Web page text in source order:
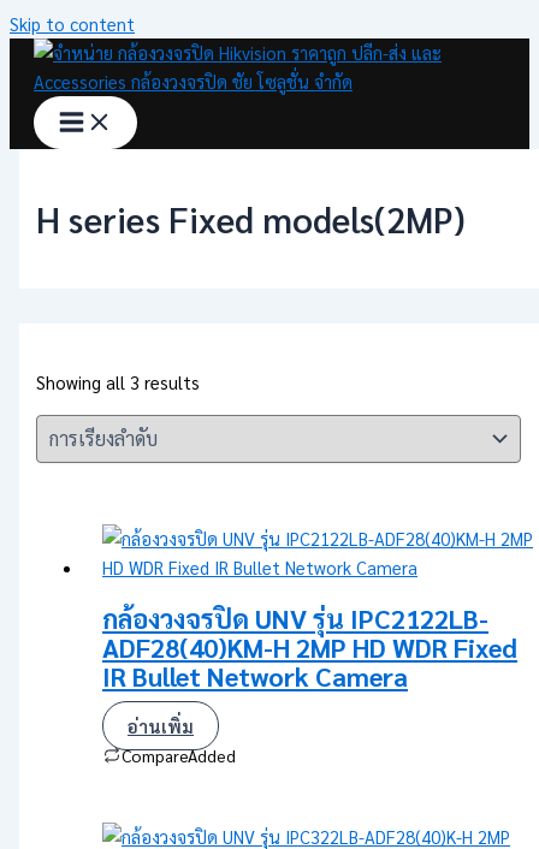
Skip to content
H series Fixed models(2MP)
Showing all 3 results
กล้องวงจรปิด UNV รุ่น IPC2122LB-
ADF28(40)KM-H 2MP HD WDR Fixed
IR Bullet Network Camera
อ่านเพิ่ม
CompareAdded